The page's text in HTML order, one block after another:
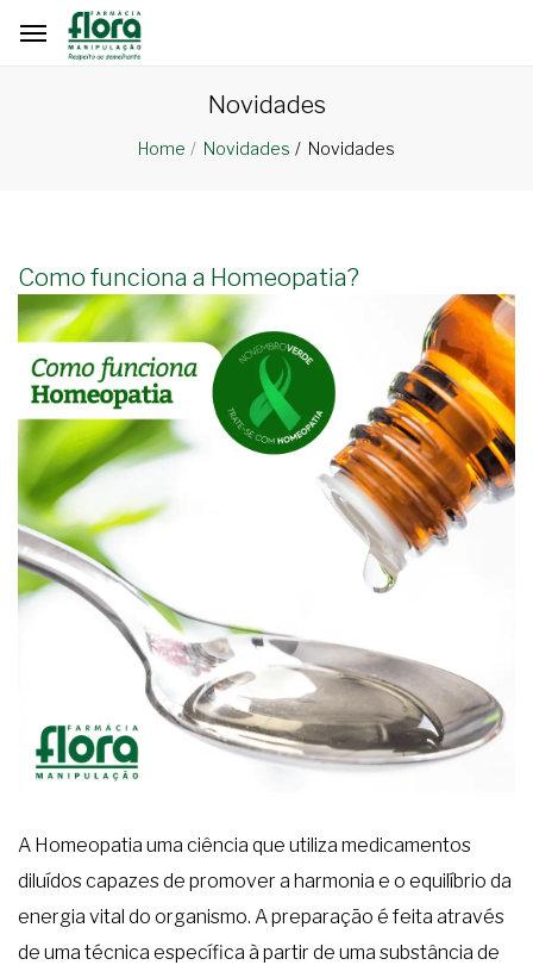
Novidades
Home Novidades Novidades
Como funciona a Homeopatia?
⁣A Homeopatia uma ciência que utiliza medicamentos
diluídos capazes de promover a harmonia e o equilíbrio da
energia vital do organismo. A preparação é feita através
de uma técnica específica à partir de uma substância de